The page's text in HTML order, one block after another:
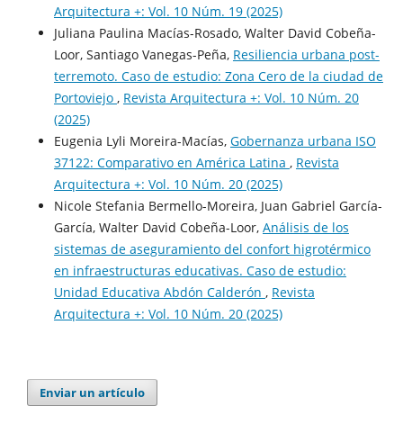
Arquitectura +: Vol. 10 Núm. 19 (2025)
Juliana Paulina Macías-Rosado, Walter David Cobeña-
Loor, Santiago Vanegas-Peña, Resiliencia urbana post-
terremoto. Caso de estudio: Zona Cero de la ciudad de
Portoviejo , Revista Arquitectura +: Vol. 10 Núm. 20
(2025)
Eugenia Lyli Moreira-Macías, Gobernanza urbana ISO
37122: Comparativo en América Latina , Revista
Arquitectura +: Vol. 10 Núm. 20 (2025)
Nicole Stefania Bermello-Moreira, Juan Gabriel García-
García, Walter David Cobeña-Loor, Análisis de los
sistemas de aseguramiento del confort higrotérmico
en infraestructuras educativas. Caso de estudio:
Unidad Educativa Abdón Calderón , Revista
Arquitectura +: Vol. 10 Núm. 20 (2025)
Enviar un artículo